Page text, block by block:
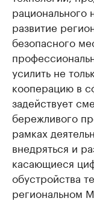
рационального
развитие
безопасного
усилить не
кооперацию в
задействует
бережливого
рамках
внедряться и
касающиеся
обустройства
региональном